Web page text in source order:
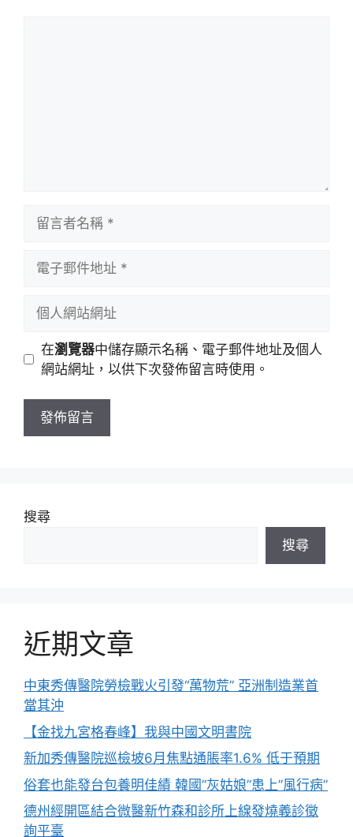
址
站
址
在瀏覽器中儲存顯示名稱、電子郵件地址及個人
網站網址，以供下次發佈留言時使用。
搜尋
搜尋
近期文章
中東秀傳醫院勞檢戰火引發“萬物荒” 亞洲制造業首
當其沖
【金找九宮格春峰】我與中國文明書院
新加秀傳醫院巡檢坡6月焦點通脹率1.6% 低于預期
俗套也能發台包養明佳績 韓國”灰姑娘”患上”風行病”
德州經開區結合微醫新竹森和診所上線發燒義診徵
詢平臺